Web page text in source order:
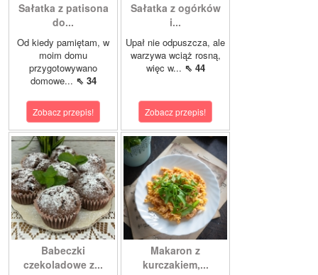
Sałatka z patisona
do...
Od kiedy pamiętam, w
moim domu
przygotowywano
domowe... ⇖ 34
Zobacz przepis!
Sałatka z ogórków
i...
Upał nie odpuszcza, ale
warzywa wciąż rosną,
więc w... ⇖ 44
Zobacz przepis!
Babeczki
czekoladowe z...
Makaron z
kurczakiem,...